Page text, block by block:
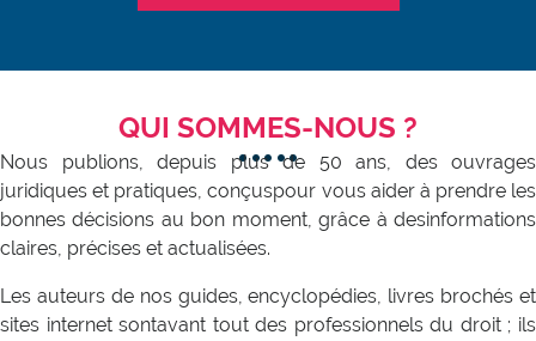
QUI SOMMES-NOUS ?
Nous publions, depuis plus de 50 ans, des ouvrages
juridiques et pratiques, conçuspour vous aider à prendre les
bonnes décisions au bon moment, grâce à desinformations
claires, précises et actualisées.
Les auteurs de nos guides, encyclopédies, livres brochés et
sites internet sontavant tout des professionnels du droit ; ils